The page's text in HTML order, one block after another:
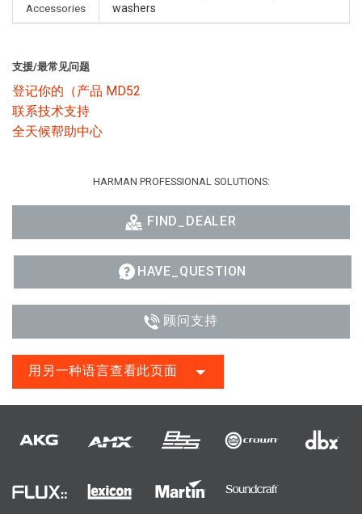
Accessories
washers
支援/最常见问题
登记你的（产品 MD52
联系技术支持
全天候帮助中心
HARMAN PROFESSIONAL SOLUTIONS:
FIND_DEALER
HAVE_QUESTION
顾问支持
用另一种语言查看此页面